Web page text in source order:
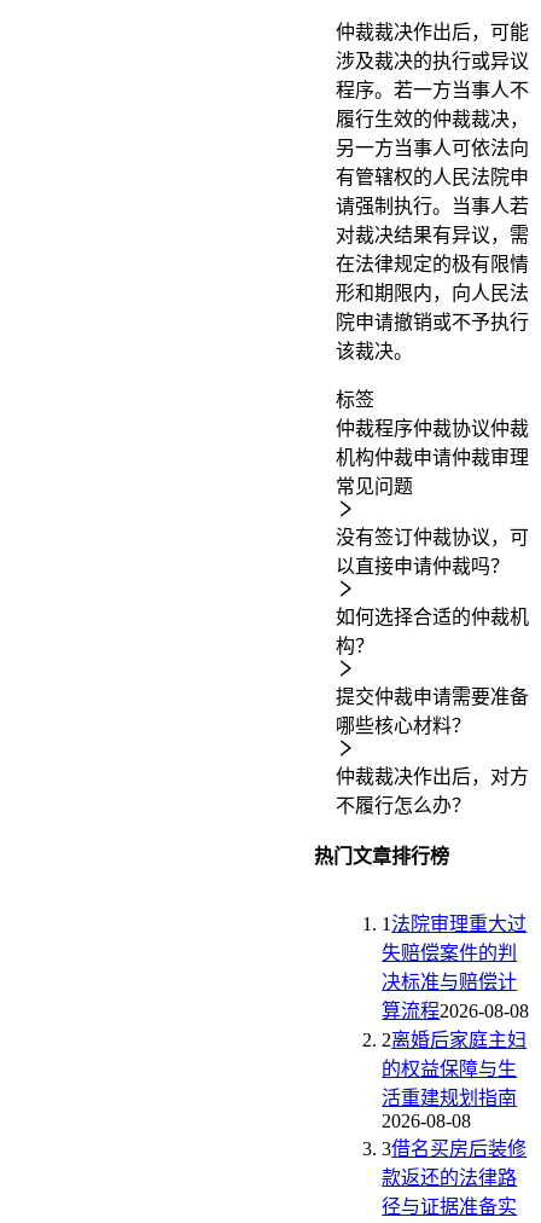
仲裁裁决作出后，可能
涉及裁决的执行或异议
程序。若一方当事人不
履行生效的仲裁裁决，
另一方当事人可依法向
有管辖权的人民法院申
请强制执行。当事人若
对裁决结果有异议，需
在法律规定的极有限情
形和期限内，向人民法
院申请撤销或不予执行
该裁决。
标签
仲裁程序仲裁协议仲裁
机构仲裁申请仲裁审理
常见问题
没有签订仲裁协议，可
以直接申请仲裁吗？
如何选择合适的仲裁机
构？
提交仲裁申请需要准备
哪些核心材料？
仲裁裁决作出后，对方
不履行怎么办？
热门文章排行榜
1法院审理重大过
失赔偿案件的判
决标准与赔偿计
算流程2026-08-08
2离婚后家庭主妇
的权益保障与生
活重建规划指南
2026-08-08
3借名买房后装修
款返还的法律路
径与证据准备实